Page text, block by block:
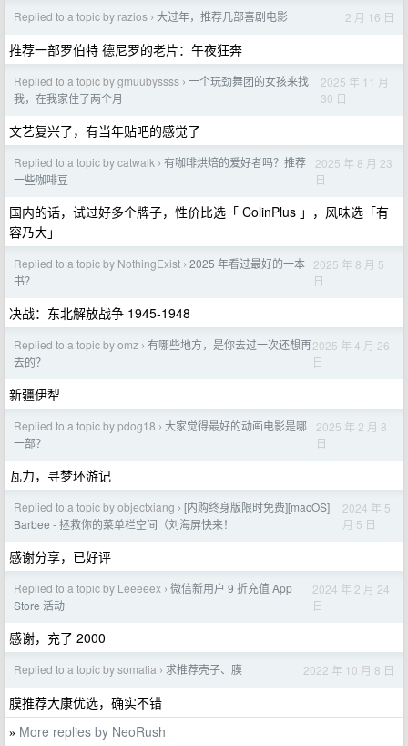
Replied to a topic by razios › 大过年，推荐几部喜剧电影 2 月 16 日
推荐一部罗伯特 德尼罗的老片：午夜狂奔
Replied to a topic by gmuubyssss › 一个玩劲舞团的女孩来找
我，在我家住了两个月
2025 年 11 月
30 日
文艺复兴了，有当年贴吧的感觉了
Replied to a topic by catwalk › 有咖啡烘焙的爱好者吗？推荐
一些咖啡豆
2025 年 8 月 23
日
国内的话，试过好多个牌子，性价比选「 ColinPlus 」，风味选「有
容乃大」
Replied to a topic by NothingExist › 2025 年看过最好的一本
书？
2025 年 8 月 5
日
决战：东北解放战争 1945-1948
Replied to a topic by omz › 有哪些地方，是你去过一次还想再
去的？
2025 年 4 月 26
日
新疆伊犁
Replied to a topic by pdog18 › 大家觉得最好的动画电影是哪
一部？
2025 年 2 月 8
日
瓦力，寻梦环游记
Replied to a topic by objectxiang › [内购终身版限时免费][macOS]
Barbee - 拯救你的菜单栏空间（刘海屏快来！
2024 年 5
月 5 日
感谢分享，已好评
Replied to a topic by Leeeeex › 微信新用户 9 折充值 App
Store 活动
2024 年 2 月 24
日
感谢，充了 2000
Replied to a topic by somalia › 求推荐壳子、膜 2022 年 10 月 8 日
膜推荐大康优选，确实不错
» More replies by NeoRush